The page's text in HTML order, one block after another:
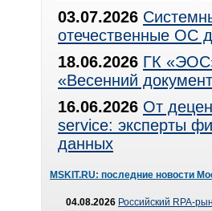
03.07.2026
отечественные ОС
18.06.2026 ГК
«Весенний
16.06.2026 От
service: эксперты
данных
MSKIT.RU: последние новости
04.08.2026 Российский RPA-